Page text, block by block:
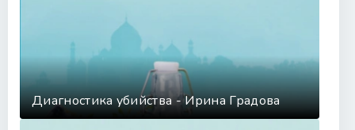
Диагностика убийства - Ирина Градова